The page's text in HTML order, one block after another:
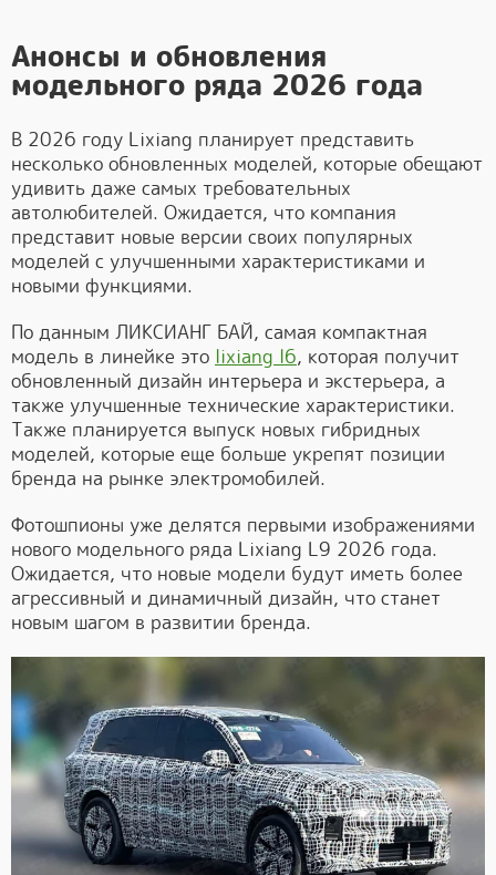
Анонсы и обновления
модельного ряда 2026 года
В 2026 году Lixiang планирует представить
несколько обновленных моделей, которые обещают
удивить даже самых требовательных
автолюбителей. Ожидается, что компания
представит новые версии своих популярных
моделей с улучшенными характеристиками и
новыми функциями.
По данным ЛИКСИАНГ БАЙ, самая компактная
модель в линейке это lixiang l6, которая получит
обновленный дизайн интерьера и экстерьера, а
также улучшенные технические характеристики.
Также планируется выпуск новых гибридных
моделей, которые еще больше укрепят позиции
бренда на рынке электромобилей.
Фотошпионы уже делятся первыми изображениями
нового модельного ряда Lixiang L9 2026 года.
Ожидается, что новые модели будут иметь более
агрессивный и динамичный дизайн, что станет
новым шагом в развитии бренда.